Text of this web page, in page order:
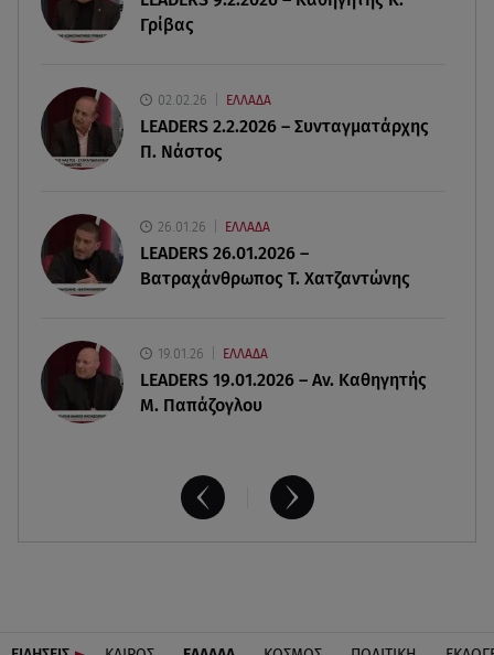
Σίσσυ Χρηστίδου: Πιο όμορφη και λαμπερή κι
από το ηλιοβασίλεμα στα Χανιά!
Μακελειό σε σπίτι στη Βόρεια Καρολίνα: Νεκρά
τρία μέλη οικογένειας
Αλεξάνδρα Νίκα: Η... χρυσή ώρα στο σκάφος με
την καλύτερη παρέα!
Γρίβας
02.02.26 ΕΛΛΑΔΑ
LEADERS 2.2.2026 – Συνταγματάρχης
Π. Νάστος
26.01.26 ΕΛΛΑΔΑ
LEADERS 26.01.2026 –
Βατραχάνθρωπος Τ. Χατζαντώνης
19.01.26 ΕΛΛΑΔΑ
LEADERS 19.01.2026 – Αν. Καθηγητής
Μ. Παπάζογλου